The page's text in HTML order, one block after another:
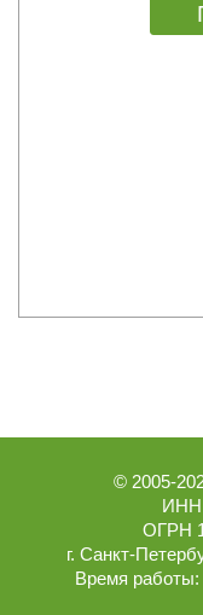
© 2005-
ИНН
ОГРН
г. Санкт-
Время работы: